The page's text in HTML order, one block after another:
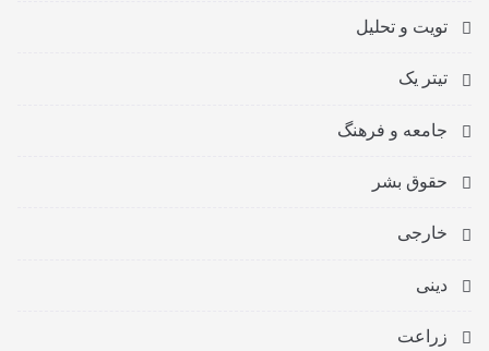
تویت و تحلیل
تیتر یک
جامعه و فرهنگ
حقوق بشر
خارجی
دینی
زراعت